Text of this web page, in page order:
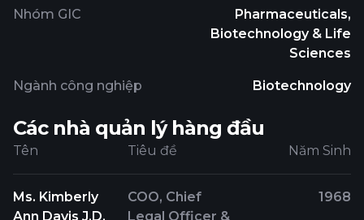
Nhóm GIC
Pharmaceuticals,
Biotechnology & Life
Sciences
Ngành công nghiệp Biotechnology
Các nhà quản lý hàng đầu
Tên Tiêu đề Năm Sinh
Ms. Kimberly
Ann Davis J.D.
COO, Chief
Legal Officer &
1968